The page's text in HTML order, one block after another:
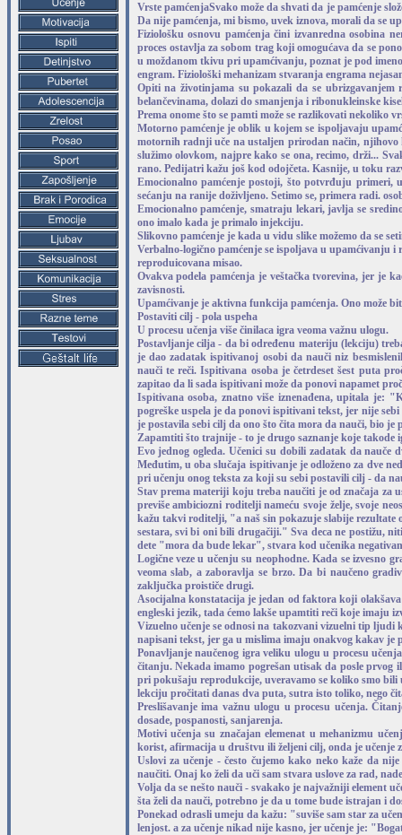
Vrste pamćenjaSvako može da shvati da je pamćenje
Da nije pamćenja, mi bismo, uvek iznova, morali da se
Fiziološku osnovu pamćenja čini izvanredna osobina
proces ostavlja za sobom trag koji omogućava da se
u moždanom tkivu pri upamćivanju, poznat je pod
engram. Fiziološki mehanizam stvaranja engrama
Opiti na životinjama su pokazali da se ubrizgavanjem
belančevinama, dolazi do smanjenja i ribonukleinske
Prema onome što se pamti može se razlikovati nekoliko
Motorno pamćenje je oblik u kojem se ispoljavaju
motornih radnji uče na ustaljen prirodan način,
služimo olovkom, najpre kako se ona, recimo, drži...
rano. Pedijatri kažu još kod odojčeta. Kasnije, u toku
Emocionalno pamćenje postoji, što potvrđuju primeri,
sećanju na ranije doživljeno. Setimo se, primera radi.
Emocionalno pamćenje, smatraju lekari, javlja se
ono imalo kada je primalo injekciju.
Slikovno pamćenje je kada u vidu slike možemo da se
Verbalno-logično pamćenje se ispoljava u upamćivanju
reproduicovana misao.
Ovakva podela pamćenja je veštačka tvorevina, jer je
zavisnosti.
Upamćivanje je aktivna funkcija pamćenja. Ono može
Postaviti cilj - pola uspeha
U procesu učenja više činilaca igra veoma važnu ulogu.
Postavljanje cilja - da bi određenu materiju (lekciju)
je dao zadatak ispitivanoj osobi da nauči niz
nauči te reči. Ispitivana osoba je četrdeset šest puta
zapitao da li sada ispitivani može da ponovi napamet
Ispitivana osoba, znatno više iznenađena, upitala je:
pogreške uspela je da ponovi ispitivani tekst, jer nije
je postavila sebi cilj da ono što čita mora da nauči, bio
Zapamtiti što trajnije - to je drugo saznanje koje takode
Evo jednog ogleda. Učenici su dobili zadatak da
Međutim, u oba slučaja ispitivanje je odloženo za dve
pri učenju onog teksta za koji su sebi postavili cilj - da
Stav prema materiji koju treba naučiti je od značaja za
previše ambiciozni roditelji nameću svoje želje, svoje
kažu takvi roditelji, "a naš sin pokazuje slabije rezultate
sestara, svi bi oni bili drugačiji." Sva deca ne postižu,
dete "mora da bude lekar", stvara kod učenika
Logične veze u učenju su neophodne. Kada se izvesno
veoma slab, a zaboravlja se brzo. Da bi naučeno
zaključka proističe drugi.
Asocijalna konstatacija je jedan od faktora koji
engleski jezik, tada ćemo lakše upamtiti reči koje imaju
Vizuelno učenje se odnosi na takozvani vizuelni tip ljudi
napisani tekst, jer ga u mislima imaju onakvog kakav je
Ponavljanje naučenog igra veliku ulogu u procesu
čitanju. Nekada imamo pogrešan utisak da posle prvog
pri pokušaju reprodukcije, uveravamo se koliko smo bili
lekciju pročitati danas dva puta, sutra isto toliko, nego
Preslišavanje ima važnu ulogu u procesu učenja.
dosade, pospanosti, sanjarenja.
Motivi učenja su značajan elemenat u mehanizmu
korist, afirmacija u društvu ili željeni cilj, onda je učenje
Uslovi za učenje - često čujemo kako neko kaže da
naučiti. Onaj ko želi da uči sam stvara uslove za rad,
Volja da se nešto nauči - svakako je najvažniji element
šta želi da nauči, potrebno je da u tome bude istrajan i
Ponekad odrasli umeju da kažu: "suviše sam star za
lenjost. a za učenje nikad nije kasno, jer učenje je: